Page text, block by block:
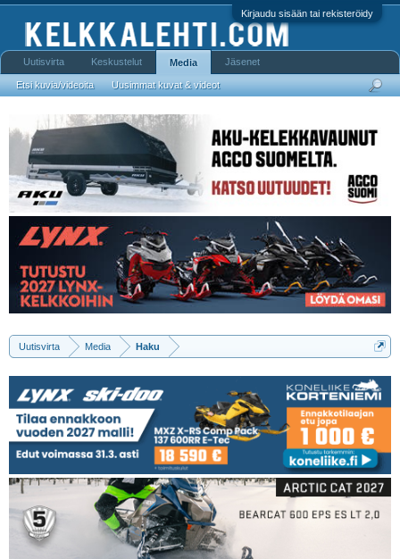
Kirjaudu sisään tai rekisteröidy
Uutisvirta Media Haku
Uutisvirta Keskustelut Media
Etsi kuvia/videoita Uusimmat kuvat & videot
Jäsenet